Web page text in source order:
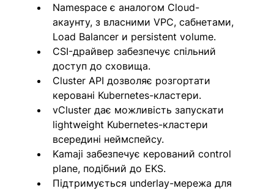
Namespace є аналогом Cloud-
акаунту, з власними VPC, сабнетами,
Load Balancer и persistent volume.
CSI-драйвер забезпечує спільний
доступ до сховища.
Cluster API дозволяє розгортати
керовані Kubernetes-кластери.
vCluster дає можливість запускати
lightweight Kubernetes-кластери
всередині неймспейсу.
Kamaji забезпечує керований control
plane, подібний до EKS.
Підтримується underlay-мережа для